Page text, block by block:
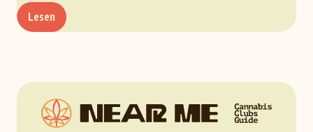
Lesen